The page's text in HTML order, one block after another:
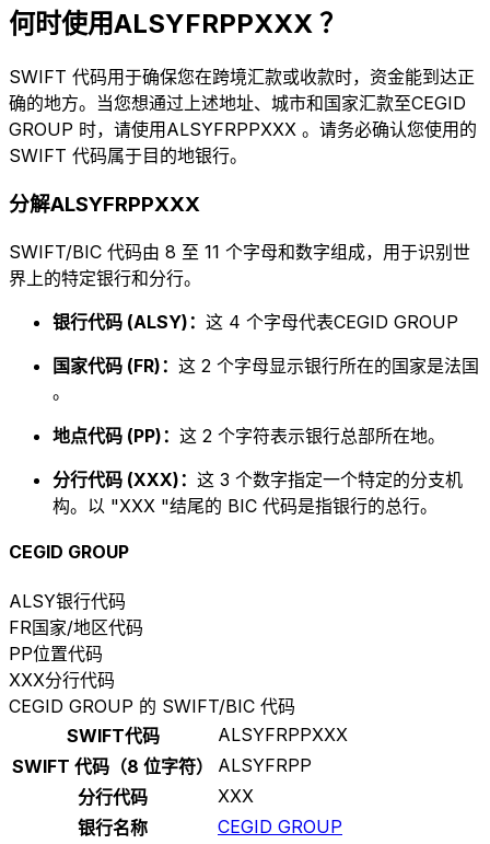
何时使用ALSYFRPPXXX ？
SWIFT 代码用于确保您在跨境汇款或收款时，资金能到达正
确的地方。当您想通过上述地址、城市和国家汇款至CEGID
GROUP 时，请使用ALSYFRPPXXX 。请务必确认您使用的
SWIFT 代码属于目的地银行。
分解ALSYFRPPXXX
SWIFT/BIC 代码由 8 至 11 个字母和数字组成，用于识别世
界上的特定银行和分行。
银行代码 (ALSY)： 这 4 个字母代表CEGID GROUP
国家代码 (FR)： 这 2 个字母显示银行所在的国家是法国
。
地点代码 (PP)： 这 2 个字符表示银行总部所在地。
分行代码 (XXX)： 这 3 个数字指定一个特定的分支机
构。以 "XXX "结尾的 BIC 代码是指银行的总行。
CEGID GROUP
ALSY银行代码
FR国家/地区代码
PP位置代码
XXX分行代码
CEGID GROUP 的 SWIFT/BIC 代码
SWIFT代码
ALSYFRPPXXX
SWIFT 代码（8 位字符）
ALSYFRPP
分行代码
XXX
银行名称
CEGID GROUP